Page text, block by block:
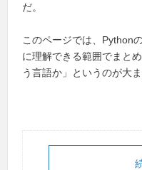
だ。
このページでは、Python
に理解できる範囲でまと
う言語か」というのが大